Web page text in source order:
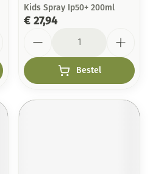
Kids Spray Ip50+ 200ml
€ 27,94
Bestel